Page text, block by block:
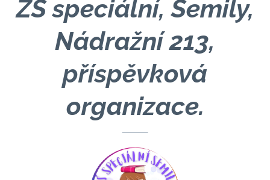
ZŠ speciální, Semily,
Nádražní 213,
příspěvková
organizace.